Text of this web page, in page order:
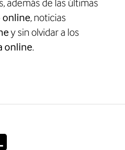
online, noticias
y sin olvidar a los
online.